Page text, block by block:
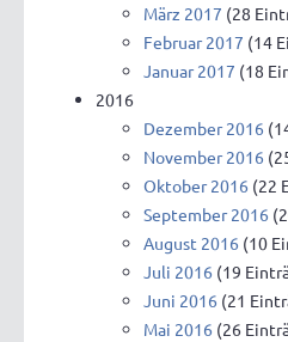
März 2017 (28
Februar 2017 (14
Januar 2017 (18
2016
Dezember 2016
November 2016
Oktober 2016 (22
September 2016
August 2016 (10
Juli 2016 (19
Juni 2016 (21
Mai 2016 (26